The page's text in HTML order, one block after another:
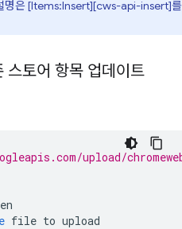
명은 [Items:Insert][cws-api-insert]를
스토어 항목 업데이트
upload/
file to upload